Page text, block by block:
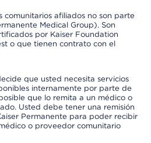
comunitarios afiliados no son parte
Medical Group). Son
por Kaiser Foundation
o que tienen contrato con el
que usted necesita servicios
internamente por parte de
que lo remita a un médico o
Usted debe tener una remisión
Permanente para poder recibir
o proveedor comunitario